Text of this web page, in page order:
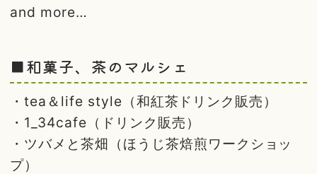
and more…
■和菓子、茶のマルシェ
・tea＆life style（和紅茶ドリンク販売）
・1_34cafe（ドリンク販売）
・ツバメと茶畑（ほうじ茶焙煎ワークショッ
プ）